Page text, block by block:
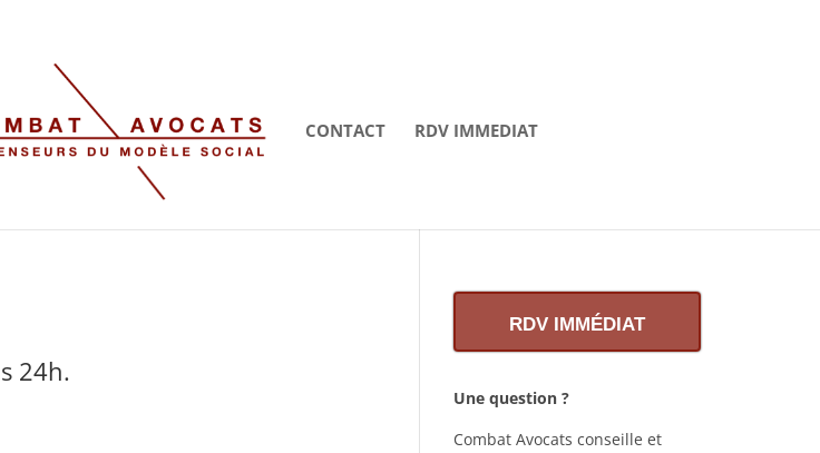
CONTACT RDV IMMEDIAT
24h.
RDV IMMÉDIAT
Une question ?
Combat Avocats conseille et